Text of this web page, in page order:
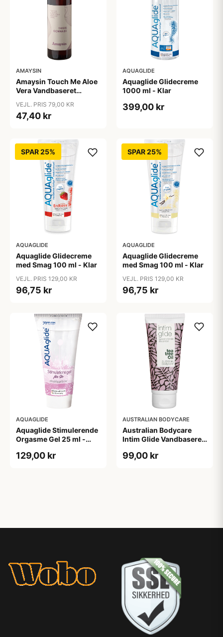
AMAYSIN
Amaysin Touch Me Aloe
Vera Vandbaseret
Klar
VEJL. PRIS 79,00 KR
47,40 kr
AQUAGLIDE
Aquaglide Glidecreme
1000 ml - Klar
399,00 kr
SPAR 25%
AQUAGLIDE
Aquaglide Glidecreme
med Smag 100 ml - Klar
VEJL. PRIS 129,00 KR
96,75 kr
SPAR 25%
AQUAGLIDE
Aquaglide Glidecreme
med Smag 100 ml - Klar
VEJL. PRIS 129,00 KR
96,75 kr
AQUAGLIDE
Aquaglide Stimulerende
Orgasme Gel 25 ml -
129,00 kr
AUSTRALIAN BODYCARE
Australian Bodycare
Intim Glide Vandbaseret
99,00 kr